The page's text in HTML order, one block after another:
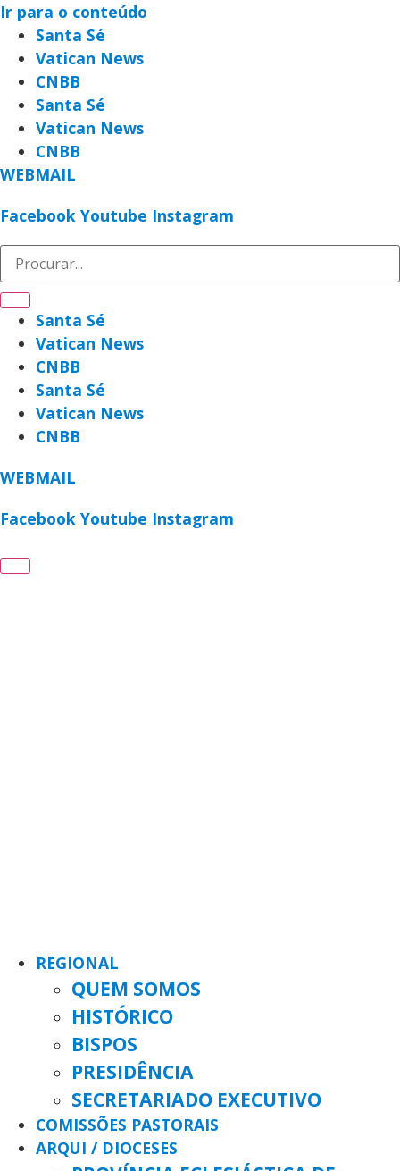
Ir para o conteúdo
Santa Sé
Vatican News
CNBB
Santa Sé
Vatican News
CNBB
WEBMAIL
Facebook Youtube Instagram
Santa Sé
Vatican News
CNBB
Santa Sé
Vatican News
CNBB
WEBMAIL
Facebook Youtube Instagram
REGIONAL
QUEM SOMOS
HISTÓRICO
BISPOS
PRESIDÊNCIA
SECRETARIADO EXECUTIVO
COMISSÕES PASTORAIS
ARQUI / DIOCESES